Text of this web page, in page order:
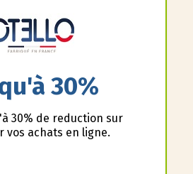
30%
30% de reduction sur
vos achats en ligne.